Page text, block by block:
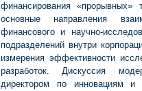
финансирования «прорывных»
основные направления
финансового и научно-
подразделений внутри
измерения эффективности
разработок. Дискуссия
директором по инновациям